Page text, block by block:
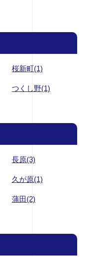
桜新町(1)
つくし野(1)
長原(3)
久が原(1)
蒲田(2)